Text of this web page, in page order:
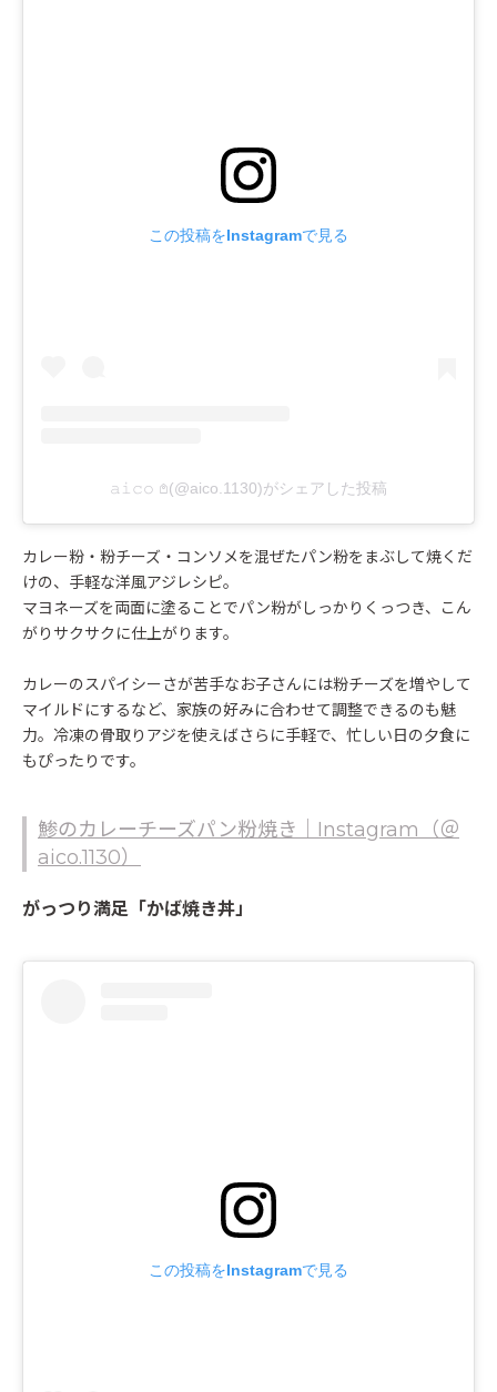
この投稿をInstagramで見る
𝚊𝚒𝚌𝚘 𖤘(@aico.1130)がシェアした投稿
カレー粉・粉チーズ・コンソメを混ぜたパン粉をまぶして焼くだ
けの、手軽な洋風アジレシピ。
マヨネーズを両面に塗ることでパン粉がしっかりくっつき、こん
がりサクサクに仕上がります。
カレーのスパイシーさが苦手なお子さんには粉チーズを増やして
マイルドにするなど、家族の好みに合わせて調整できるのも魅
力。冷凍の骨取りアジを使えばさらに手軽で、忙しい日の夕食に
もぴったりです。
鯵のカレーチーズパン粉焼き｜Instagram（＠
aico.1130）
がっつり満足「かば焼き丼」
この投稿をInstagramで見る